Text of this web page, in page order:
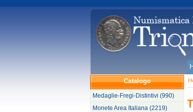
Catalogo
Medaglie-Fregi-Distintivi (990)
Monete Area Italiana (2219)